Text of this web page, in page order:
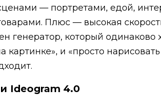
— портретами, едой,
Плюс — высокая
генератор, который одинаково
картинке», и «просто
Ideogram 4.0